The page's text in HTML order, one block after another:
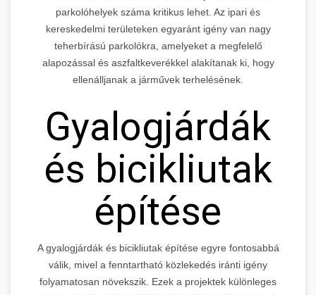
parkolóhelyek száma kritikus lehet. Az ipari és
kereskedelmi területeken egyaránt igény van nagy
teherbírású parkolókra, amelyeket a megfelelő
alapozással és aszfaltkeverékkel alakítanak ki, hogy
ellenálljanak a járművek terhelésének.
Gyalogjárdák
és bicikliutak
építése
A gyalogjárdák és bicikliutak építése egyre fontosabbá
válik, mivel a fenntartható közlekedés iránti igény
folyamatosan növekszik. Ezek a projektek különleges